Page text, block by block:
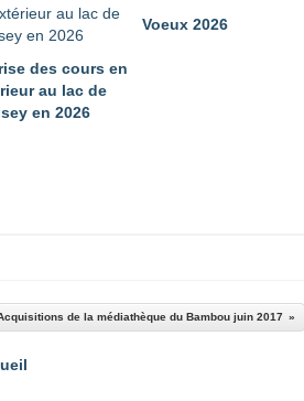
des cours en
au lac de
en 2026
Voeux 2026
de la médiathèque du Bambou juin 2017